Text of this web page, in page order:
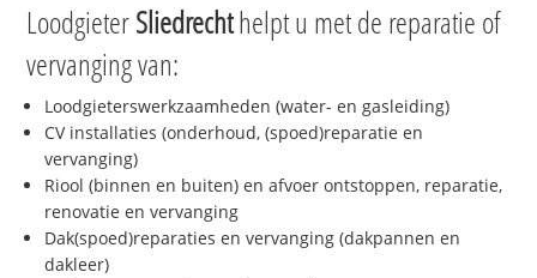
LoodgieterSliedrechthelpt u met de reparatie of
vervanging van:
Loodgieterswerkzaamheden (water- en gasleiding)
CV installaties (onderhoud, (spoed)reparatie en
vervanging)
Riool (binnen en buiten) en afvoer ontstoppen, reparatie,
renovatie en vervanging
Dak(spoed)reparaties en vervanging (dakpannen en
dakleer)